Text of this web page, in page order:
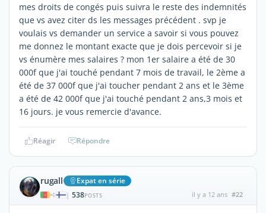
mes droits de congés puis suivra le reste des indemnités
que vs avez citer ds les messages précédent . svp je
voulais vs demander un service a savoir si vous pouvez
me donnez le montant exacte que je dois percevoir si je
vs énumère mes salaires ? mon 1er salaire a été de 30
000f que j'ai touché pendant 7 mois de travail, le 2ème a
été de 37 000f que j'ai toucher pendant 2 ans et le 3ème
a été de 42 000f que j'ai touché pendant 2 ans,3 mois et
16 jours. je vous remercie d'avance.
Réagir Répondre
rugall Expat en série
| 538POSTS il y a 12 ans #22